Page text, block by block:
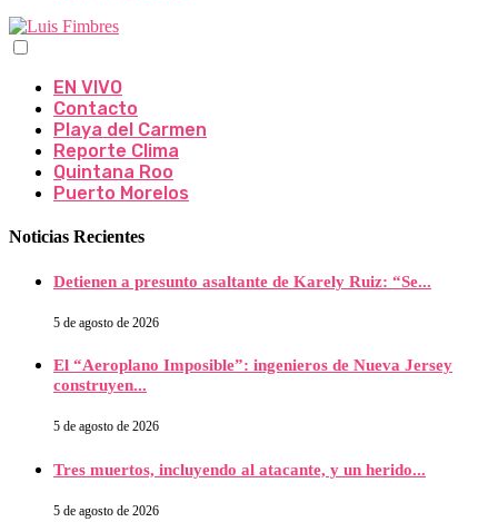
EN VIVO
Contacto
Playa del Carmen
Reporte Clima
Quintana Roo
Puerto Morelos
Noticias Recientes
Detienen a presunto asaltante de Karely Ruiz: “Se...
5 de agosto de 2026
El “Aeroplano Imposible”: ingenieros de Nueva Jersey
construyen...
5 de agosto de 2026
Tres muertos, incluyendo al atacante, y un herido...
5 de agosto de 2026